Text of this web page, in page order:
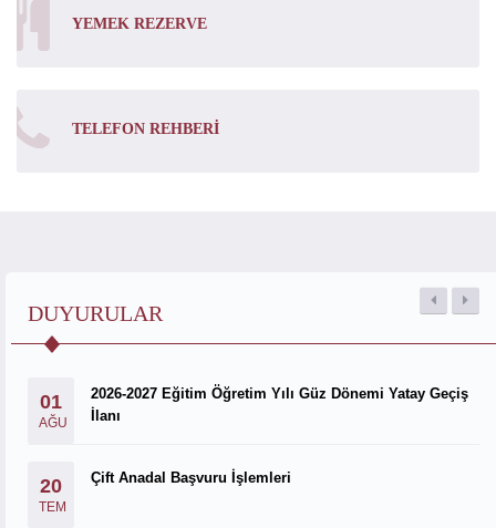
YEMEK REZERVE
TELEFON REHBERI
DUYURULAR
01
AĞU
2026-2027 Eğitim Öğretim Yılı Güz Dönemi Yatay Geçiş
İlanı
20
TEM
Çift Anadal Başvuru İşlemleri